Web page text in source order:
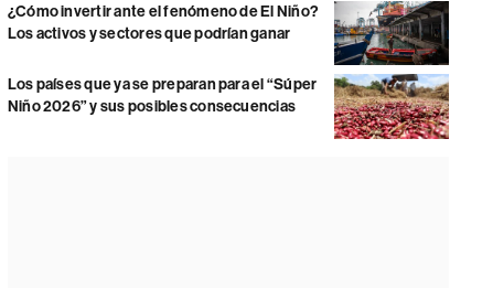
¿Cómo invertir ante el fenómeno de El Niño?
Los activos y sectores que podrían ganar
Los países que ya se preparan para el “Súper
Niño 2026” y sus posibles consecuencias